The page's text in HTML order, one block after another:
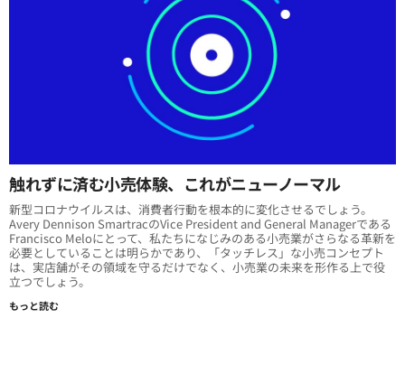
触れずに済む小売体験、これがニューノーマル
新型コロナウイルスは、消費者行動を根本的に変化させるでしょう。
Avery Dennison SmartracのVice President and General Managerである
Francisco Meloにとって、私たちになじみのある小売業がさらなる革新を
必要としていることは明らかであり、「タッチレス」な小売コンセプト
は、実店舗がその領域を守るだけでなく、小売業の未来を形作る上で役
立つでしょう。
もっと読む